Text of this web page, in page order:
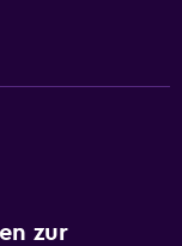
zur